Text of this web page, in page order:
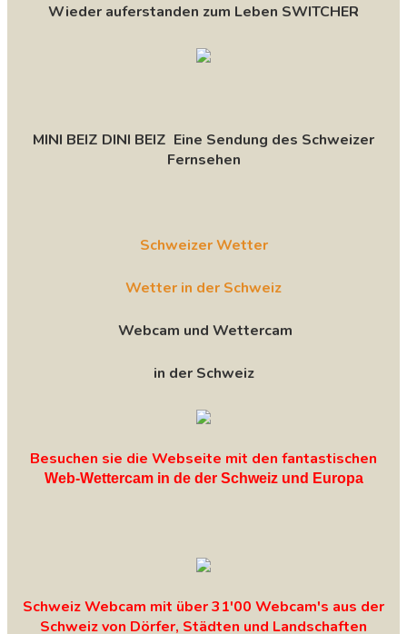
Wieder auferstanden zum Leben SWITCHER
MINI BEIZ DINI BEIZ Eine Sendung des Schweizer
Fernsehen
Schweizer Wetter
Wetter in der Schweiz
Webcam und Wettercam
in der Schweiz
Besuchen sie die Webseite mit den fantastischen
Web-Wettercam in de der Schweiz und Europa
Schweiz Webcam mit über 31'00 Webcam's aus der
Schweiz von Dörfer, Städten und Landschaften